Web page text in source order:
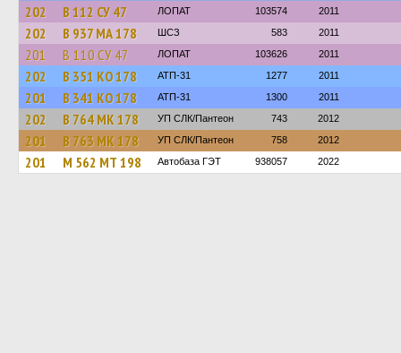
202 В 112 СУ 47 ЛОПАТ 103574 2011
202 В 937 МА 178 ШСЗ 583 2011
201 В 110 СУ 47 ЛОПАТ 103626 2011
202 В 351 КО 178 АТП-31 1277 2011
201 В 341 КО 178 АТП-31 1300 2011
202 В 764 МК 178 УП СЛК/Пантеон 743 2012
201 В 763 МК 178 УП СЛК/Пантеон 758 2012
201 М 562 МТ 198 Автобаза ГЭТ 938057 2022